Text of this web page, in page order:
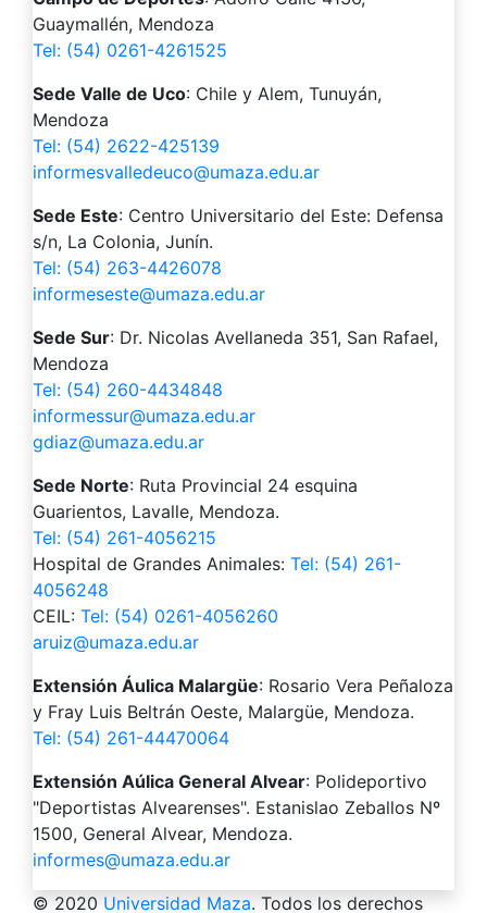
Guaymallén, Mendoza
Tel: (54) 0261-4261525
Sede Valle de Uco: Chile y Alem, Tunuyán,
Mendoza
Tel: (54) 2622-425139
informesvalledeuco@umaza.edu.ar
Sede Este: Centro Universitario del Este: Defensa
s/n, La Colonia, Junín.
Tel: (54) 263-4426078
informeseste@umaza.edu.ar
Sede Sur: Dr. Nicolas Avellaneda 351, San Rafael,
Mendoza
Tel: (54) 260-4434848
informessur@umaza.edu.ar
gdiaz@umaza.edu.ar
Sede Norte: Ruta Provincial 24 esquina
Guarientos, Lavalle, Mendoza.
Tel: (54) 261-4056215
Hospital de Grandes Animales: Tel: (54) 261-
4056248
CEIL: Tel: (54) 0261-4056260
aruiz@umaza.edu.ar
Extensión Áulica Malargüe: Rosario Vera Peñaloza
y Fray Luis Beltrán Oeste, Malargüe, Mendoza.
Tel: (54) 261-44470064
Extensión Aúlica General Alvear: Polideportivo
"Deportistas Alvearenses". Estanislao Zeballos Nº
1500, General Alvear, Mendoza.
informes@umaza.edu.ar
© 2020 Universidad Maza. Todos los derechos